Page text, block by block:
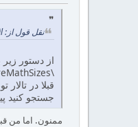
نقل قول از: Jalil در ژانویه 31, 2011, 07:39:09 بعد از ظهر
از دستور
\DeclareMathSizes
قبلا در
جستجو کنید
ممنون. اما من